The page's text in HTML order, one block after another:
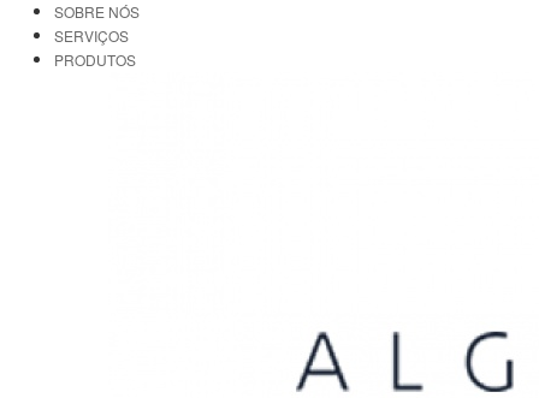
SOBRE NÓS
SERVIÇOS
PRODUTOS